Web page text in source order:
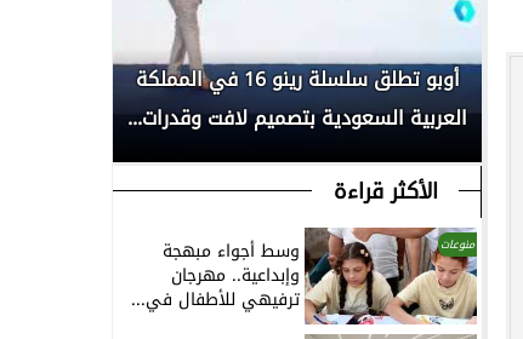
أوبو تطلق سلسلة رينو 16 في المملكة
العربية السعودية بتصميم لافت وقدرات...
الأكثر قراءة
منوعات وسط أجواء مبهجة
وإبداعية.. مهرجان
ترفيهي للأطفال في...